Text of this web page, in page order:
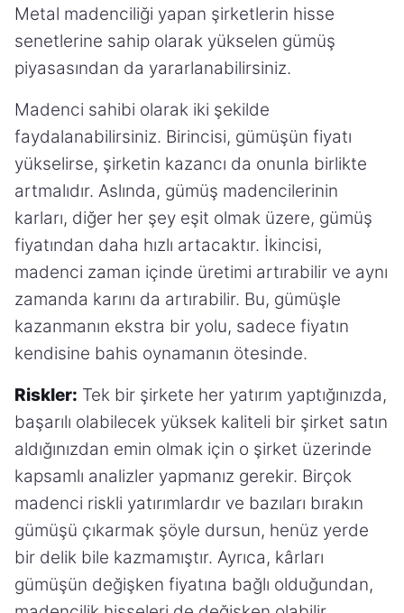
Metal madenciliği yapan şirketlerin hisse
senetlerine sahip olarak yükselen gümüş
piyasasından da yararlanabilirsiniz.
Madenci sahibi olarak iki şekilde
faydalanabilirsiniz. Birincisi, gümüşün fiyatı
yükselirse, şirketin kazancı da onunla birlikte
artmalıdır. Aslında, gümüş madencilerinin
karları, diğer her şey eşit olmak üzere, gümüş
fiyatından daha hızlı artacaktır. İkincisi,
madenci zaman içinde üretimi artırabilir ve aynı
zamanda karını da artırabilir. Bu, gümüşle
kazanmanın ekstra bir yolu, sadece fiyatın
kendisine bahis oynamanın ötesinde.
Riskler: Tek bir şirkete her yatırım yaptığınızda,
başarılı olabilecek yüksek kaliteli bir şirket satın
aldığınızdan emin olmak için o şirket üzerinde
kapsamlı analizler yapmanız gerekir. Birçok
madenci riskli yatırımlardır ve bazıları bırakın
gümüşü çıkarmak şöyle dursun, henüz yerde
bir delik bile kazmamıştır. Ayrıca, kârları
gümüşün değişken fiyatına bağlı olduğundan,